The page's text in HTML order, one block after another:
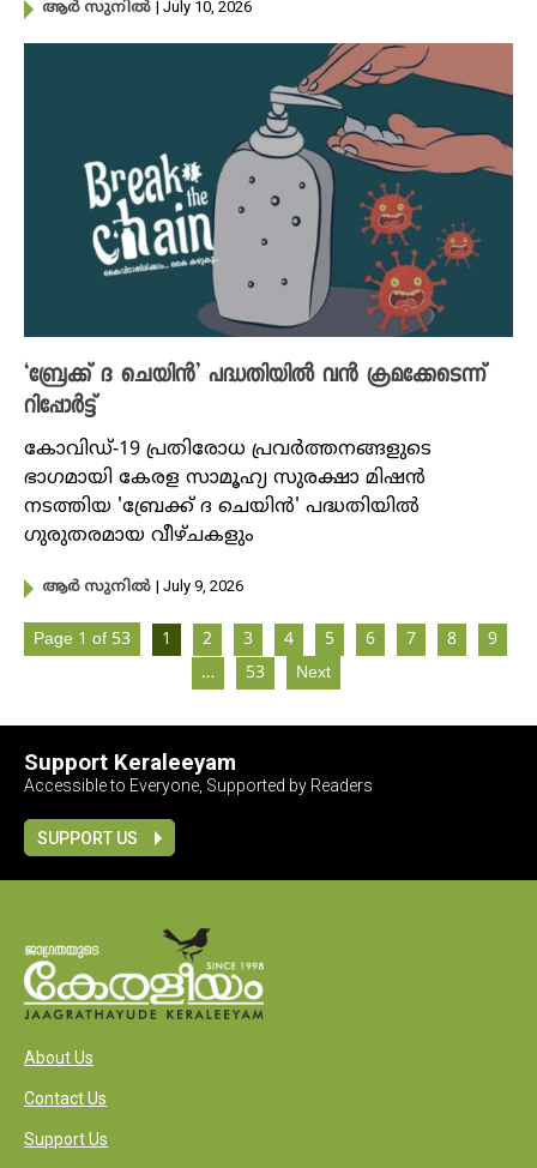
ആർ സുനിൽ | July 10, 2026
‘ബ്രേക്ക് ദ ചെയിന്‍’ പദ്ധതിയില്‍ വന്‍ ക്രമക്കേടെന്ന്
റിപ്പോര്‍ട്ട്
കോവിഡ്-19 പ്രതിരോധ പ്രവര്‍ത്തനങ്ങളുടെ
ഭാഗമായി കേരള സാമൂഹ്യ സുരക്ഷാ മിഷന്‍
നടത്തിയ 'ബ്രേക്ക് ദ ചെയിന്‍' പദ്ധതിയില്‍
ഗുരുതരമായ വീഴ്ചകളും
ആർ സുനിൽ | July 9, 2026
Page 1 of 53 1 2 3 4 5 6 7 8
9
…
53 Next
Support Keraleeyam
Accessible to Everyone, Supported by Readers
SUPPORT US
About Us
Contact Us
Support Us